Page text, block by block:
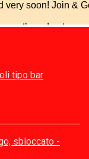
tipo bar
sbloccato -